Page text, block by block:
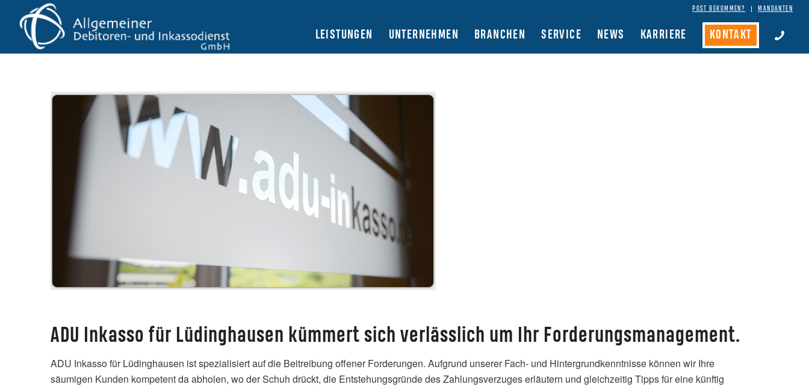
POST BEKOMMEN? MANDANTEN
LEISTUNGEN UNTERNEHMEN BRANCHEN SERVICE NEWS KARRIERE KONTAKT
ADU Inkasso für Lüdinghausen kümmert sich verlässlich um Ihr Forderungsmanagement.
ADU Inkasso für Lüdinghausen ist spezialisiert auf die Beitreibung offener Forderungen. Aufgrund unserer Fach- und Hintergrundkenntnisse können wir Ihre
säumigen Kunden kompetent da abholen, wo der Schuh drückt, die Entstehungsgründe des Zahlungsverzuges erläutern und gleichzeitig Tipps für eine künftig